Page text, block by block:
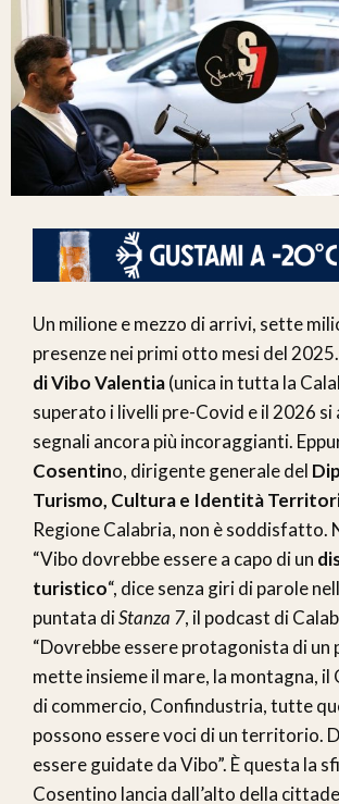
Un milione e mezzo di arrivi, sette
presenze nei primi otto mesi del 2025.
di Vibo Valentia(unica in tutta la
superato i livelli pre-Covid e il 2026 si
segnali ancora più incoraggianti.
Cosentino, dirigente generale del
Turismo, Cultura e Identità
Regione Calabria, non è soddisfatto.
“Vibo dovrebbe essere a capo di un
turistico“, dice senza giri di parole
puntata diStanza 7, il podcast di
“Dovrebbe essere protagonista di un
mette insieme il mare, la montagna, il
di commercio, Confindustria, tutte
possono essere voci di un territorio.
essere guidate da Vibo”. È questa la
Cosentino lancia dall’alto della